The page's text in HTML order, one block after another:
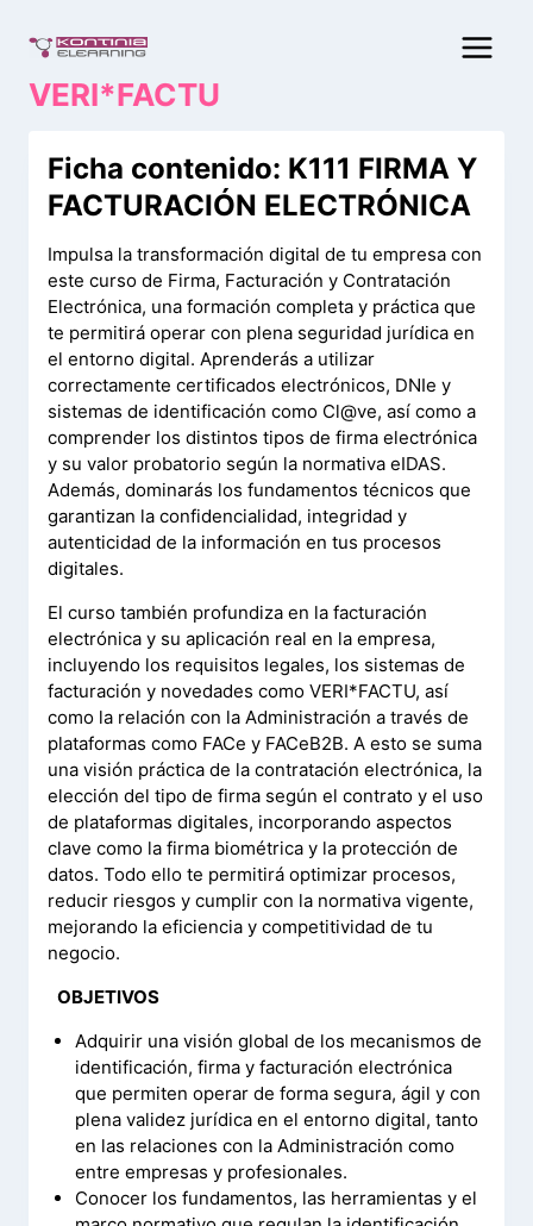
contenido
VERI*FACTU
Ficha contenido: K111 FIRMA Y
FACTURACIÓN ELECTRÓNICA
Impulsa la transformación digital de tu empresa con
este curso de Firma, Facturación y Contratación
Electrónica, una formación completa y práctica que
te permitirá operar con plena seguridad jurídica en
el entorno digital. Aprenderás a utilizar
correctamente certificados electrónicos, DNIe y
sistemas de identificación como Cl@ve, así como a
comprender los distintos tipos de firma electrónica
y su valor probatorio según la normativa eIDAS.
Además, dominarás los fundamentos técnicos que
garantizan la confidencialidad, integridad y
autenticidad de la información en tus procesos
digitales.
El curso también profundiza en la facturación
electrónica y su aplicación real en la empresa,
incluyendo los requisitos legales, los sistemas de
facturación y novedades como VERI*FACTU, así
como la relación con la Administración a través de
plataformas como FACe y FACeB2B. A esto se suma
una visión práctica de la contratación electrónica, la
elección del tipo de firma según el contrato y el uso
de plataformas digitales, incorporando aspectos
clave como la firma biométrica y la protección de
datos. Todo ello te permitirá optimizar procesos,
reducir riesgos y cumplir con la normativa vigente,
mejorando la eficiencia y competitividad de tu
negocio.
OBJETIVOS
Adquirir una visión global de los mecanismos de
identificación, firma y facturación electrónica
que permiten operar de forma segura, ágil y con
plena validez jurídica en el entorno digital, tanto
en las relaciones con la Administración como
entre empresas y profesionales.
Conocer los fundamentos, las herramientas y el